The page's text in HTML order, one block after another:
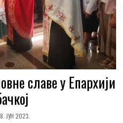
славе у Епархији
ЈУН 2023.